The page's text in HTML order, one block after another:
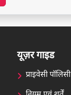
यूज़र गाइड
प्राइवेसी पॉलिसी